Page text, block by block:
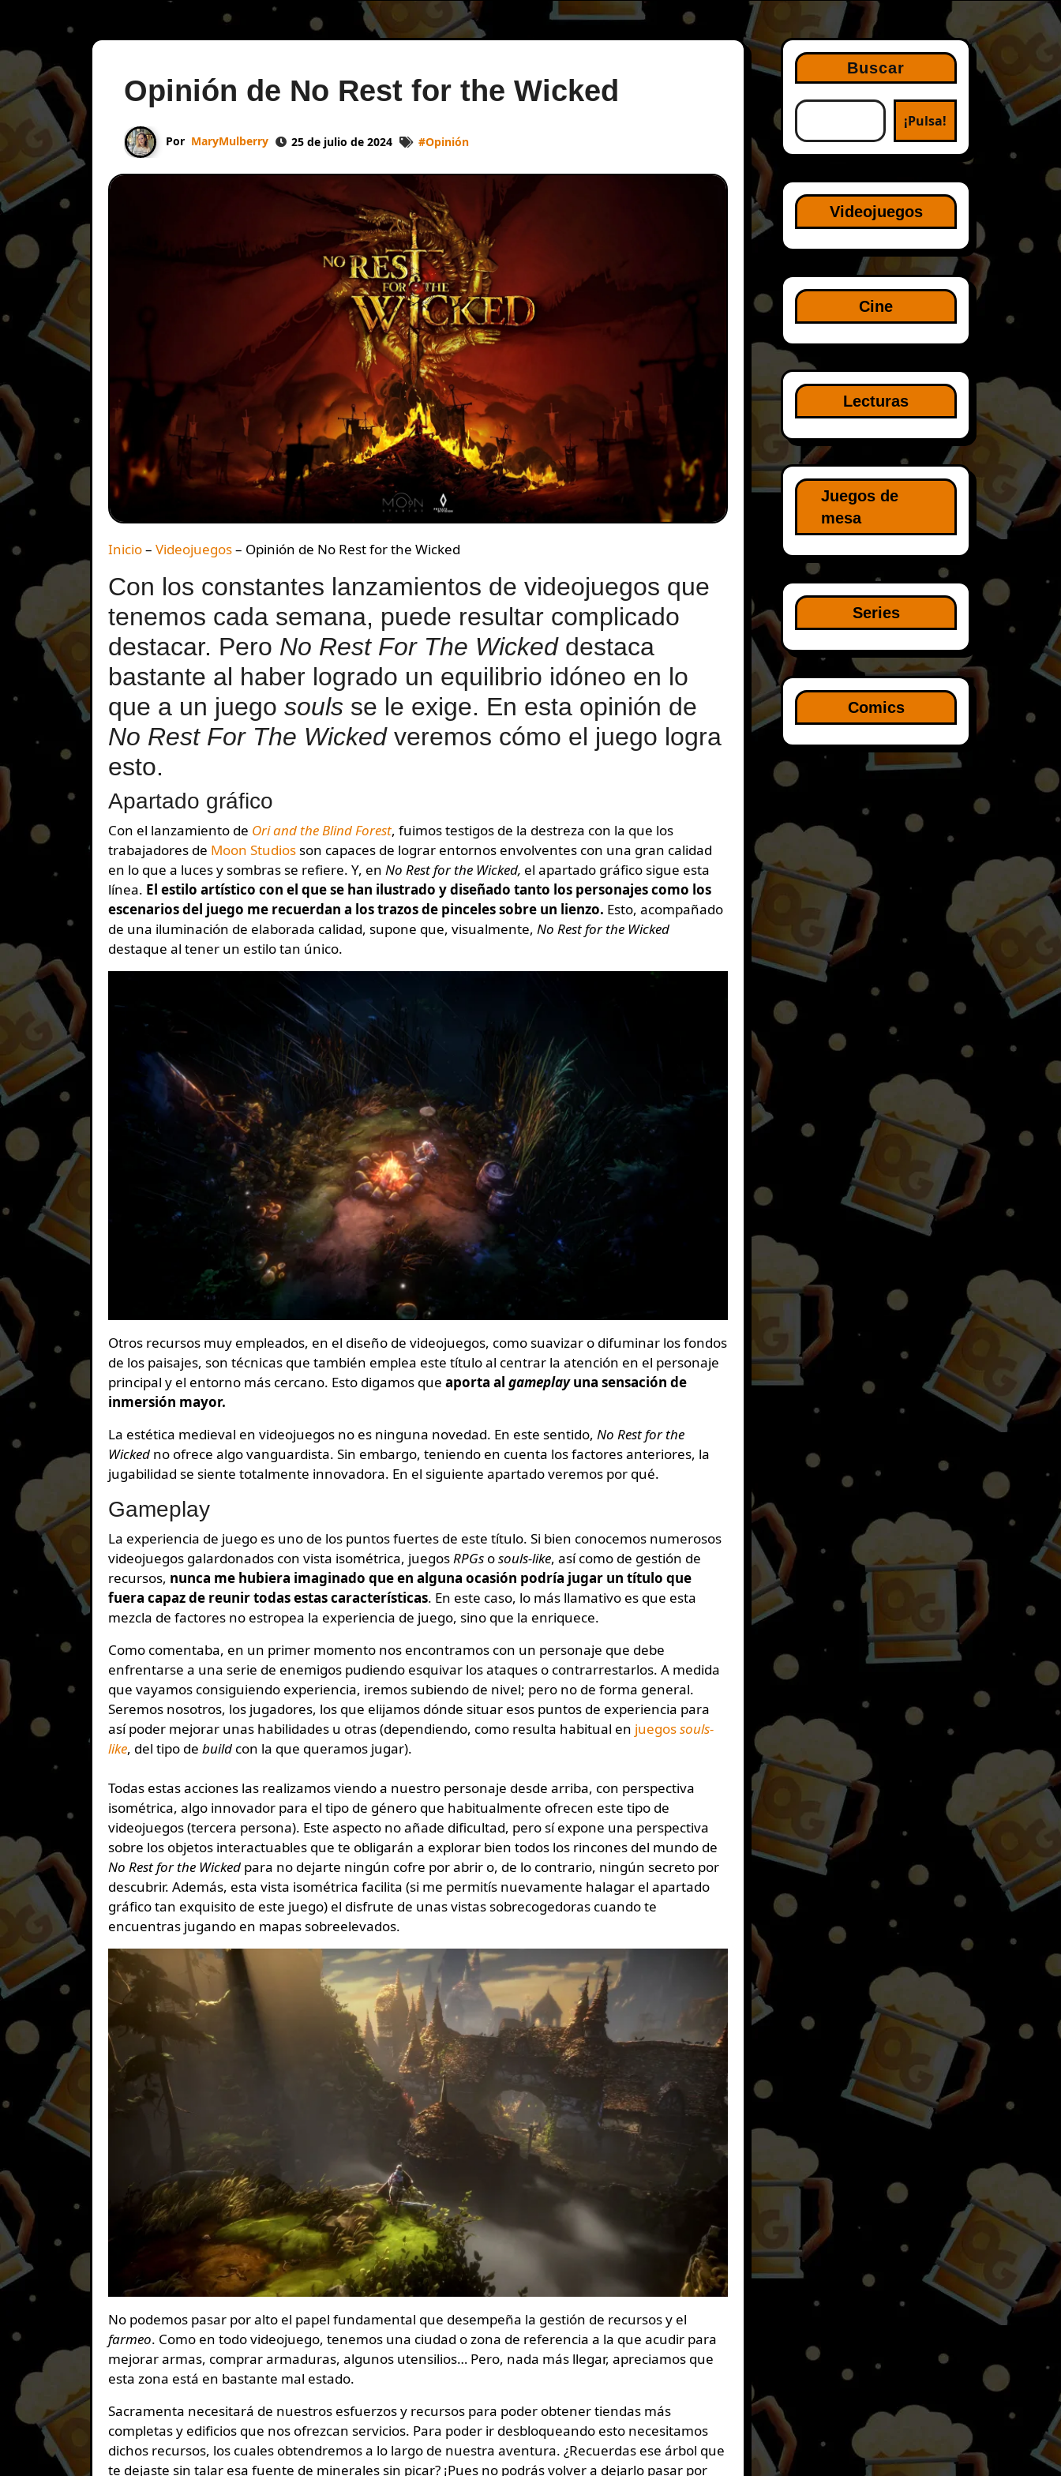
Opinión de No Rest for the Wicked
Por MaryMulberry 25 de julio de 2024 #Opinión
Inicio– Videojuegos– Opinión de No Rest for the Wicked
Con los constantes lanzamientos de videojuegos que
tenemos cada semana, puede resultar complicado
destacar. Pero No Rest For The Wickeddestaca
bastante al haber logrado un equilibrio idóneo en lo
que a un juego souls se le exige. En esta opinión de
No Rest For The Wickedveremos cómo el juego logra
esto.
Apartado gráfico
Con el lanzamiento de Ori and the Blind Forest, fuimos testigos de la destreza con la que los
trabajadores de Moon Studiosson capaces de lograr entornos envolventes con una gran calidad
en lo que a luces y sombras se refiere. Y, en No Rest for the Wicked, el apartado gráfico sigue esta
línea. El estilo artístico con el que se han ilustrado y diseñado tanto los personajes como los
escenarios del juego me recuerdan a los trazos de pinceles sobre un lienzo. Esto, acompañado
de una iluminación de elaborada calidad, supone que, visualmente, No Rest for the Wicked
destaque al tener un estilo tan único.
Otros recursos muy empleados, en el diseño de videojuegos, como suavizar o difuminar los fondos
de los paisajes, son técnicas que también emplea este título al centrar la atención en el personaje
principal y el entorno más cercano. Esto digamos que aporta al gameplayuna sensación de
inmersión mayor.
La estética medieval en videojuegos no es ninguna novedad. En este sentido, No Rest for the
Wicked no ofrece algo vanguardista. Sin embargo, teniendo en cuenta los factores anteriores, la
jugabilidad se siente totalmente innovadora. En el siguiente apartado veremos por qué.
Gameplay
La experiencia de juego es uno de los puntos fuertes de este título. Si bien conocemos numerosos
videojuegos galardonados con vista isométrica, juegosRPGs osouls-like, así como de gestión de
recursos, nunca me hubiera imaginado que en alguna ocasión podría jugar un título que
fuera capaz de reunir todas estas características. En este caso, lo más llamativo es que esta
mezcla de factores no estropea la experiencia de juego, sino que la enriquece.
Como comentaba, en un primer momento nos encontramos con un personaje que debe
enfrentarse a una serie de enemigos pudiendo esquivar los ataques o contrarrestarlos. A medida
que vayamos consiguiendo experiencia, iremos subiendo de nivel; pero no de forma general.
Seremos nosotros, los jugadores, los que elijamos dónde situar esos puntos de experiencia para
así poder mejorar unas habilidades u otras (dependiendo, como resulta habitual en juegossouls-
like, del tipo de build con la que queramos jugar).
Todas estas acciones las realizamos viendo a nuestro personaje desde arriba, con perspectiva
isométrica, algo innovador para el tipo de género que habitualmente ofrecen este tipo de
videojuegos (tercera persona). Este aspecto no añade dificultad, pero sí expone una perspectiva
sobre los objetos interactuables que te obligarán a explorar bien todos los rincones del mundo de
No Rest for the Wicked para no dejarte ningún cofre por abrir o, de lo contrario, ningún secreto por
descubrir. Además, esta vista isométrica facilita (si me permitís nuevamente halagar el apartado
gráfico tan exquisito de este juego) el disfrute de unas vistas sobrecogedoras cuando te
encuentras jugando en mapas sobreelevados.
No podemos pasar por alto el papel fundamental que desempeña la gestión de recursos y el
farmeo. Como en todo videojuego, tenemos una ciudad o zona de referencia a la que acudir para
mejorar armas, comprar armaduras, algunos utensilios… Pero, nada más llegar, apreciamos que
esta zona está en bastante mal estado.
Sacramenta necesitará de nuestros esfuerzos y recursos para poder obtener tiendas más
completas y edificios que nos ofrezcan servicios. Para poder ir desbloqueando esto necesitamos
dichos recursos, los cuales obtendremos a lo largo de nuestra aventura. ¿Recuerdas ese árbol que
te dejaste sin talar esa fuente de minerales sin picar? ¡Pues no podrás volver a dejarlo pasar por
Buscar
¡Pulsa!
Videojuegos
Cine
Lecturas
Juegos de
mesa
Series
Comics